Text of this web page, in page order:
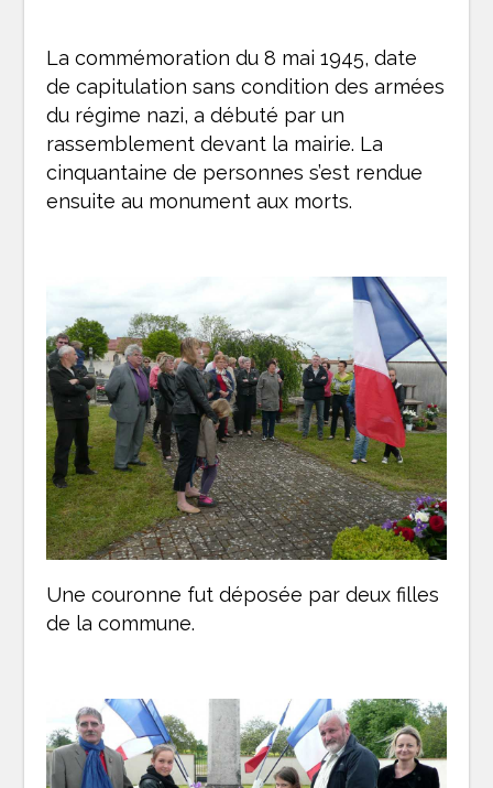
La commémoration du 8 mai 1945, date
de capitulation sans condition des armées
du régime nazi, a débuté par un
rassemblement devant la mairie. La
cinquantaine de personnes s’est rendue
ensuite au monument aux morts.
Une couronne fut déposée par deux filles
de la commune.